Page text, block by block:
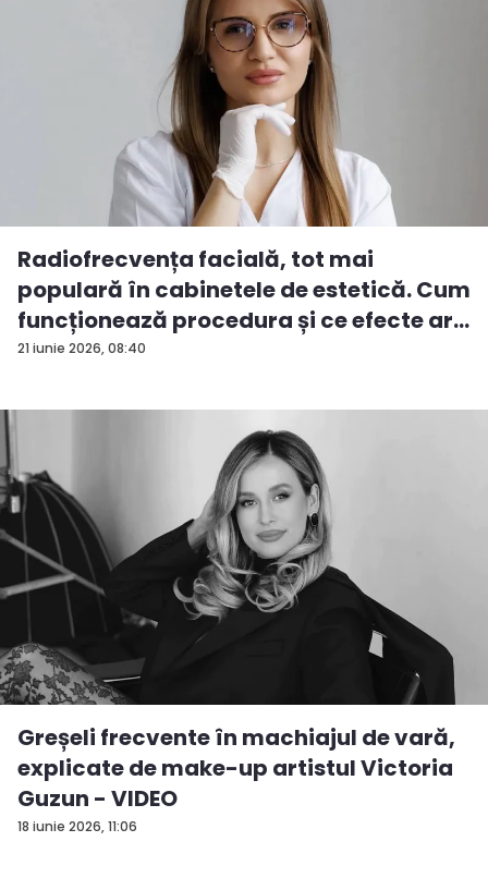
21 iunie 2026, 08:40
Radiofrecvența facială, tot mai
populară în cabinetele de estetică. Cum
funcționează procedura și ce efecte ar...
18 iunie 2026, 11:06
Greșeli frecvente în machiajul de vară,
explicate de make-up artistul Victoria
Guzun - VIDEO